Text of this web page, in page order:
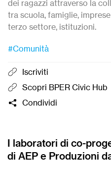
dei ragazzi attraverso la
tra scuola, famiglie,
terzo settore, istituzioni.
#Comunità
Iscriviti
Scopri BPER Civic Hub
Condividi
I laboratori di co-
di AEP e Produzioni